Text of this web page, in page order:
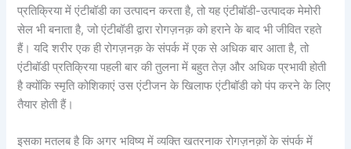
प्रतिक्रिया में एंटीबॉडी का उत्पादन करता है, तो यह एंटीबॉडी-उत्पादक मेमोरी
सेल भी बनाता है, जो एंटीबॉडी द्वारा रोगज़नक़ को हराने के बाद भी जीवित रहते
हैं। यदि शरीर एक ही रोगज़नक़ के संपर्क में एक से अधिक बार आता है, तो
एंटीबॉडी प्रतिक्रिया पहली बार की तुलना में बहुत तेज़ और अधिक प्रभावी होती
है क्योंकि स्मृति कोशिकाएं उस एंटीजन के खिलाफ एंटीबॉडी को पंप करने के लिए
तैयार होती हैं।
इसका मतलब है कि अगर भविष्य में व्यक्ति खतरनाक रोगज़नक़ों के संपर्क में